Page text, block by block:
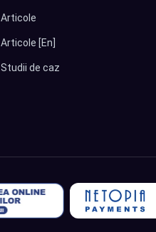
Articole
Articole [En]
Studii de caz